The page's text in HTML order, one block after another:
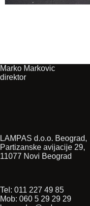
Marko Markovic
direktor
LAMPAS d.o.o. Beograd,
Partizanske avijacije 29,
11077 Novi Beograd
Tel: 011 227 49 85
Mob: 060 5 29 29 29